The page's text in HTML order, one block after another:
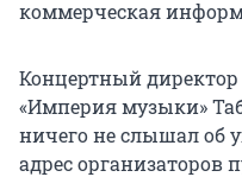
коммерческая
Концертный директор
«Империя музыки»
ничего не слышал об
адрес